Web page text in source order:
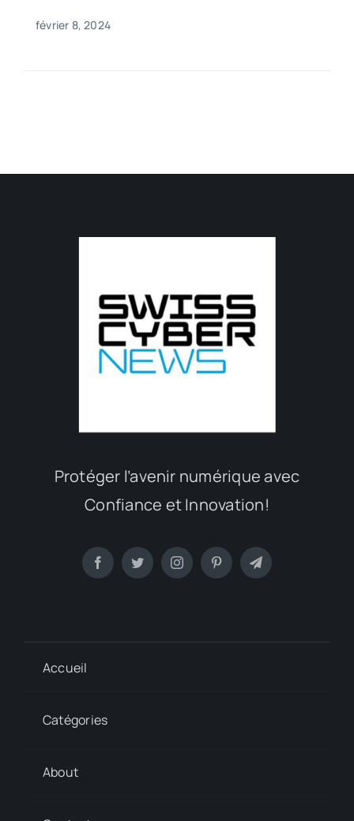
février 8, 2024
Protéger l’avenir numérique avec
Confiance et Innovation!
Accueil
Catégories
About